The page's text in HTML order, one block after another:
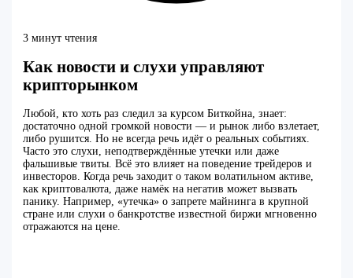
3 минут чтения
Как новости и слухи управляют
крипторынком
Любой, кто хоть раз следил за курсом Биткойна, знает:
достаточно одной громкой новости — и рынок либо взлетает,
либо рушится. Но не всегда речь идёт о реальных событиях.
Часто это слухи, неподтверждённые утечки или даже
фальшивые твиты. Всё это влияет на поведение трейдеров и
инвесторов. Когда речь заходит о таком волатильном активе,
как криптовалюта, даже намёк на негатив может вызвать
панику. Например, «утечка» о запрете майнинга в крупной
стране или слухи о банкротстве известной биржи мгновенно
отражаются на цене.